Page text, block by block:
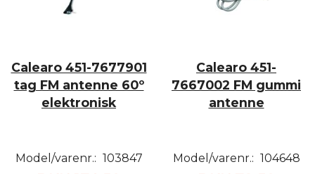
Calearo 451-7677901
tag FM antenne 60º
elektronisk
Model/varenr.: 103847
Calearo 451-
7667002 FM gummi
antenne
Model/varenr.: 104648